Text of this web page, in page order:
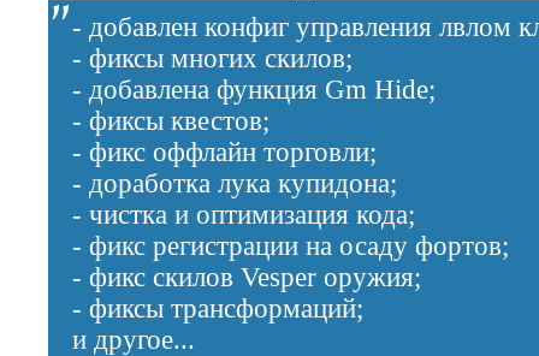
- добавлен конфиг управления лвлом
- фиксы многих скилов;
- добавлена функция Gm Hide;
- фиксы квестов;
- фикс оффлайн торговли;
- доработка лука купидона;
- чистка и оптимизация кода;
- фикс регистрации на осаду фортов;
- фикс скилов Vesper оружия;
- фиксы трансформаций;
и другое...